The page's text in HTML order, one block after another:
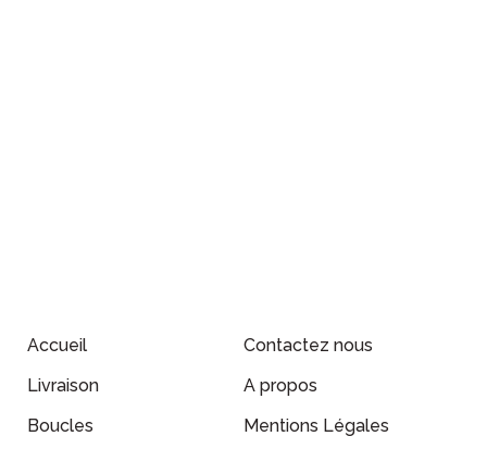
Accueil
Contactez nous
Livraison
A propos
Boucles
Mentions Légales